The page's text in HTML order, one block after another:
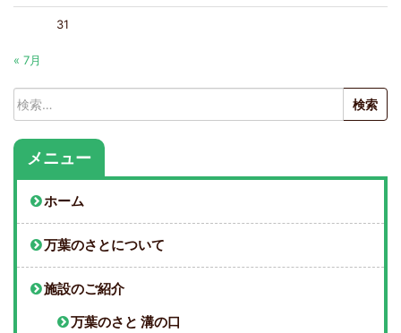
31
« 7月
検
索:
メニュー
ホーム
万葉のさとについて
施設のご紹介
万葉のさと 溝の口